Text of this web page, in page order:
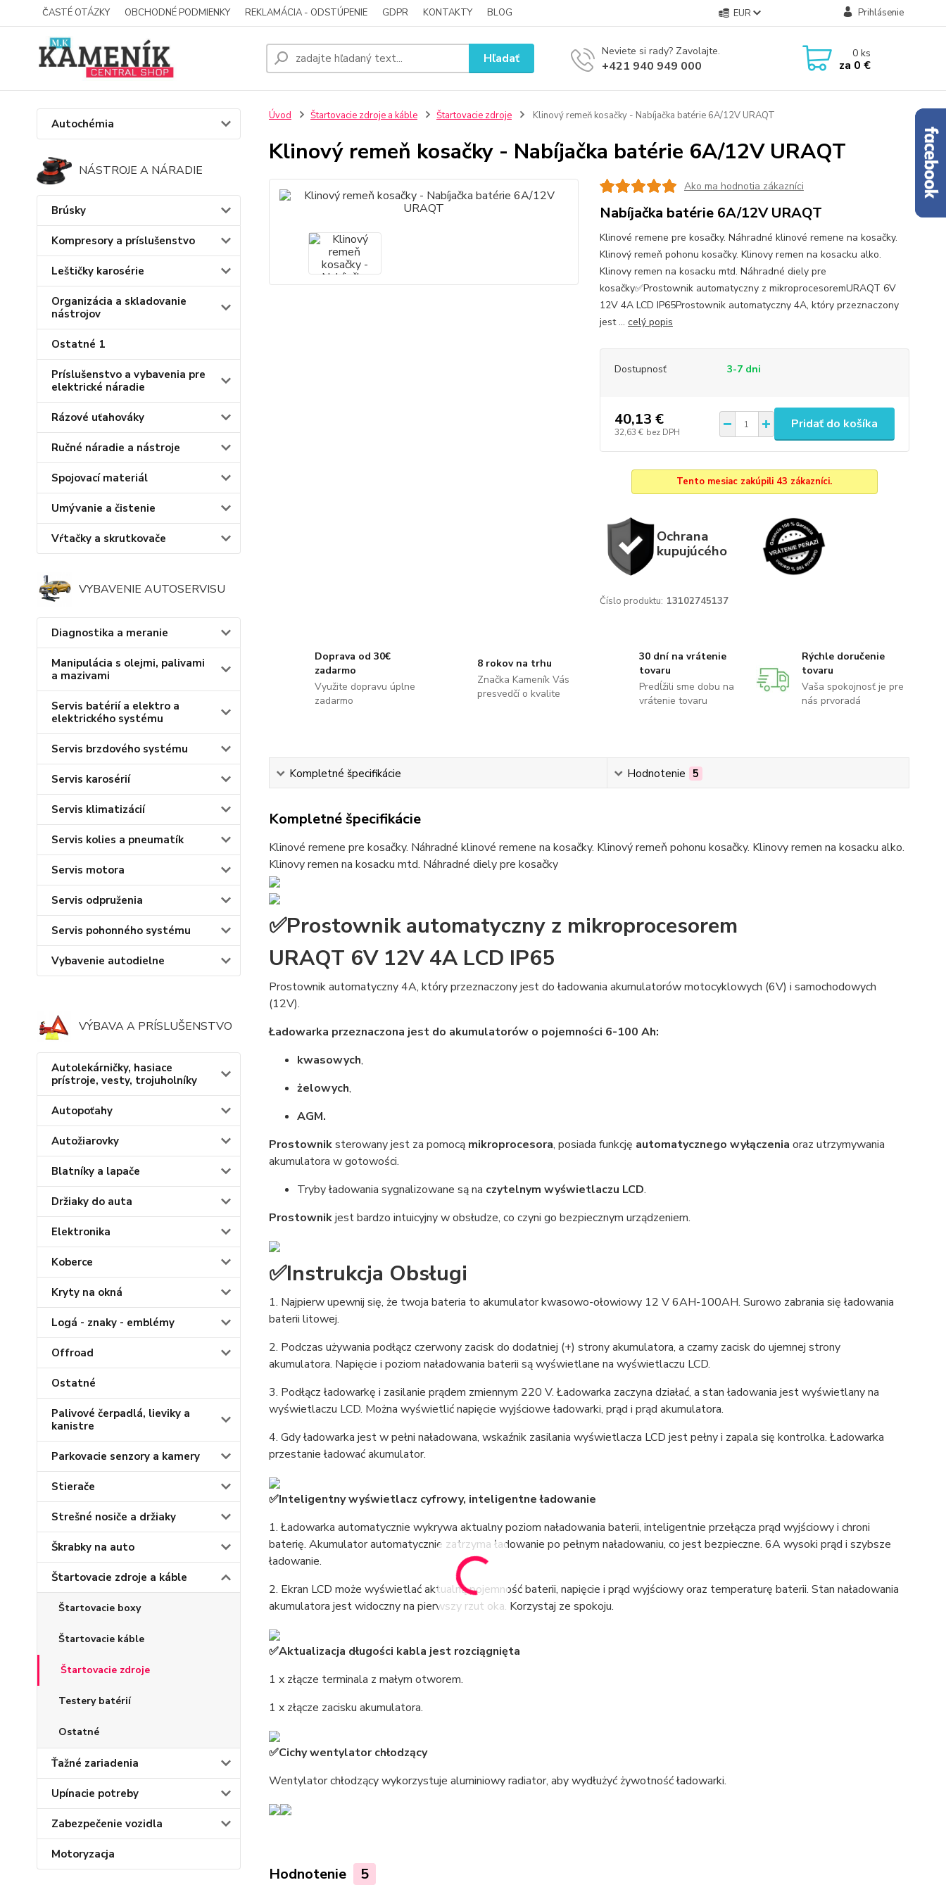
ČASTÉ OTÁZKY OBCHODNÉ PODMIENKY REKLAMÁCIA - ODSTÚPENIE GDPR KONTAKTY BLOG EUR Prihlásenie
Hľadať Neviete si rady? Zavolajte.
+421 940 949 000
0ks
za 0 €
Autochémia
NÁSTROJE A NÁRADIE
Brúsky
Kompresory a príslušenstvo
Leštičky karosérie
Organizácia a skladovanie
nástrojov
Ostatné 1
Príslušenstvo a vybavenia pre
elektrické náradie
Rázové uťahováky
Ručné náradie a nástroje
Spojovací materiál
Umývanie a čistenie
Vŕtačky a skrutkovače
VYBAVENIE AUTOSERVISU
Diagnostika a meranie
Manipulácia s olejmi, palivami
a mazivami
Servis batérií a elektro a
elektrického systému
Servis brzdového systému
Servis karosérií
Servis klimatizácií
Servis kolies a pneumatík
Servis motora
Servis odpruženia
Servis pohonného systému
Vybavenie autodielne
VÝBAVA A PRÍSLUŠENSTVO
Autolekárničky, hasiace
prístroje, vesty, trojuholníky
Autopoťahy
Autožiarovky
Blatníky a lapače
Držiaky do auta
Elektronika
Koberce
Kryty na okná
Logá - znaky - emblémy
Offroad
Ostatné
Palivové čerpadlá, lieviky a
kanistre
Parkovacie senzory a kamery
Stierače
Strešné nosiče a držiaky
Škrabky na auto
Štartovacie zdroje a káble
Štartovacie boxy
Štartovacie káble
Štartovacie zdroje
Testery batérií
Ostatné
Ťažné zariadenia
Upínacie potreby
Zabezpečenie vozidla
Motoryzacja
Úvod Štartovacie zdroje a káble Štartovacie zdroje Klinový remeň kosačky - Nabíjačka batérie 6A/12V URAQT
Klinový remeň kosačky - Nabíjačka batérie 6A/12V URAQT
Ako ma hodnotia zákazníci
Nabíjačka batérie 6A/12V URAQT
Klinové remene pre kosačky. Náhradné klinové remene na kosačky.
Klinový remeň pohonu kosačky. Klinovy remen na kosacku alko.
Klinovy remen na kosacku mtd. Náhradné diely pre
kosačky✅Prostownik automatyczny z mikroprocesoremURAQT 6V
12V 4A LCD IP65Prostownik automatyczny 4A, który przeznaczony
jest ... celý popis
Dostupnosť 3-7 dni
40,13 €
32,63 € bez DPH
Pridať do košíka
Tento mesiac zakúpili 43 zákazníci.
Ochrana
kupujúcého
Číslo produktu: 13102745137
Doprava od 30€
zadarmo
Využite dopravu úplne
zadarmo
8 rokov na trhu
Značka Kameník Vás
presvedčí o kvalite
30 dní na vrátenie
tovaru
Predĺžili sme dobu na
vrátenie tovaru
Rýchle doručenie
tovaru
Vaša spokojnosť je pre
nás prvoradá
Kompletné špecifikácie Hodnotenie 5
Kompletné špecifikácie
Klinové remene pre kosačky. Náhradné klinové remene na kosačky. Klinový remeň pohonu kosačky. Klinovy remen na kosacku alko.
Klinovy remen na kosacku mtd. Náhradné diely pre kosačky
✅Prostownik automatyczny z mikroprocesorem
URAQT 6V 12V 4A LCD IP65
Prostownik automatyczny 4A, który przeznaczony jest do ładowania akumulatorów motocyklowych (6V) i samochodowych
(12V).
Ładowarka przeznaczona jest do akumulatorów o pojemności 6-100 Ah:
kwasowych,
żelowych,
AGM.
Prostowniksterowany jest za pomocą mikroprocesora, posiada funkcję automatycznego wyłączenia oraz utrzymywania
akumulatora w gotowości.
Tryby ładowania sygnalizowane są na czytelnym wyświetlaczu LCD.
Prostownikjest bardzo intuicyjny w obsłudze, co czyni go bezpiecznym urządzeniem.
✅Instrukcja Obsługi
1. Najpierw upewnij się, że twoja bateria to akumulator kwasowo-ołowiowy 12 V 6AH-100AH. Surowo zabrania się ładowania
baterii litowej.
2. Podczas używania podłącz czerwony zacisk do dodatniej (+) strony akumulatora, a czarny zacisk do ujemnej strony
akumulatora. Napięcie i poziom naładowania baterii są wyświetlane na wyświetlaczu LCD.
3. Podłącz ładowarkę i zasilanie prądem zmiennym 220 V. Ładowarka zaczyna działać, a stan ładowania jest wyświetlany na
wyświetlaczu LCD. Można wyświetlić napięcie wyjściowe ładowarki, prąd i prąd akumulatora.
4. Gdy ładowarka jest w pełni naładowana, wskaźnik zasilania wyświetlacza LCD jest pełny i zapala się kontrolka. Ładowarka
przestanie ładować akumulator.
✅Inteligentny wyświetlacz cyfrowy, inteligentne ładowanie
1. Ładowarka automatycznie wykrywa aktualny poziom naładowania baterii, inteligentnie przełącza prąd wyjściowy i chroni
baterię. Akumulator automatycznie zatrzyma ładowanie po pełnym naładowaniu, co jest bezpieczne. 6A wysoki prąd i szybsze
ładowanie.
2. Ekran LCD może wyświetlać aktualną pojemność baterii, napięcie i prąd wyjściowy oraz temperaturę baterii. Stan naładowania
akumulatora jest widoczny na pierwszy rzut oka. Korzystaj ze spokoju.
✅Aktualizacja długości kabla jest rozciągnięta
1 x złącze terminala z małym otworem.
1 x złącze zacisku akumulatora.
✅Cichy wentylator chłodzący
Wentylator chłodzący wykorzystuje aluminiowy radiator, aby wydłużyć żywotność ładowarki.
Hodnotenie 5